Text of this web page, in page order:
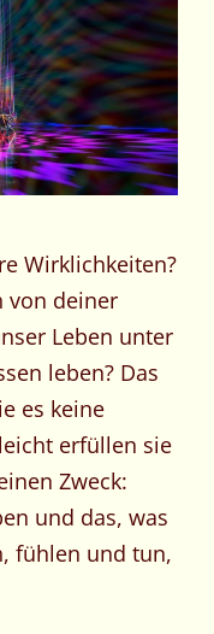
Wirklichkeiten?
von deiner
Leben unter
leben? Das
es keine
erfüllen sie
Zweck:
und das, was
fühlen und tun,